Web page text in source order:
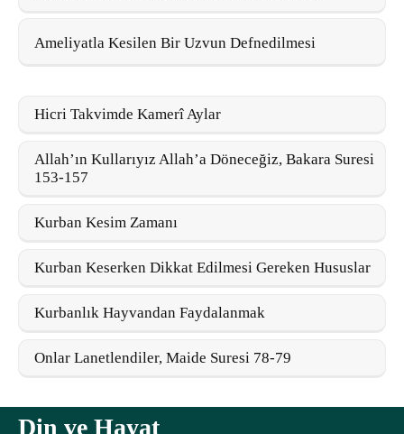
Ameliyatla Kesilen Bir Uzvun Defnedilmesi
Hicri Takvimde Kamerî Aylar
Allah’ın Kullarıyız Allah’a Döneceğiz, Bakara Suresi
153-157
Kurban Kesim Zamanı
Kurban Keserken Dikkat Edilmesi Gereken Hususlar
Kurbanlık Hayvandan Faydalanmak
Onlar Lanetlendiler, Maide Suresi 78-79
Din ve Hayat